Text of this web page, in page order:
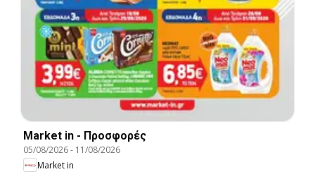
Market in - Προσφορές
05/08/2026- 11/08/2026
Market in